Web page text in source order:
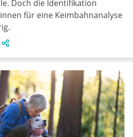
Doch die Identifikation
für eine Keimbahnanalyse